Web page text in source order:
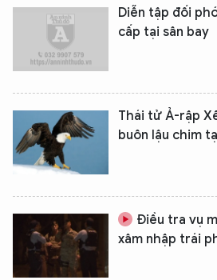
Diễn tập đối
cấp tại sân bay
Thái tử Ả-rập
buôn lậu chim
Điều tra vụ
xâm nhập trái